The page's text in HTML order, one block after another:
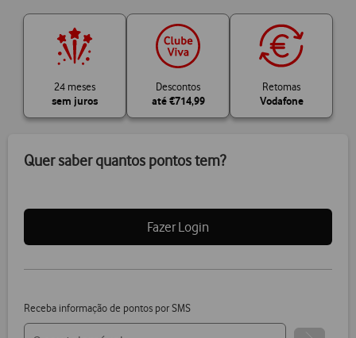
24 meses
sem juros
Descontos
até €714,99
Retomas
Vodafone
Quer saber quantos pontos tem?
Fazer Login
Receba informação de pontos por SMS